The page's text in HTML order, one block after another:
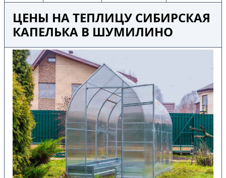
ЦЕНЫ НА ТЕПЛИЦУ СИБИРСКАЯ
КАПЕЛЬКА В ШУМИЛИНО